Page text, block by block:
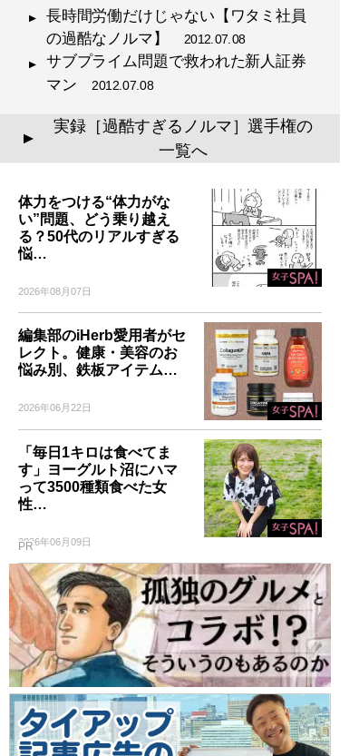
長時間労働だけじゃない【ワタミ社員
の過酷なノルマ】
2012.07.08
サブプライム問題で救われた新人証券
マン 2012.07.08
▲
実録［過酷すぎるノルマ］選手権の
一覧へ
体力をつける“体力がな
い”問題、どう乗り越え
る？50代のリアルすぎる
悩…
2026年08月07日
編集部のiHerb愛用者がセ
レクト。健康・美容のお
悩み別、鉄板アイテム…
2026年06月22日
「毎日1キロは食べてま
す」ヨーグルト沼にハマ
って3500種類食べた女
性…
2026年06月09日
PR